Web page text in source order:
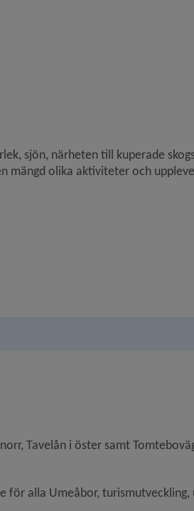
sjön, närheten till kuperade
mängd olika aktiviteter och
Tavelån i öster samt
för alla Umeåbor, turismutveckling,